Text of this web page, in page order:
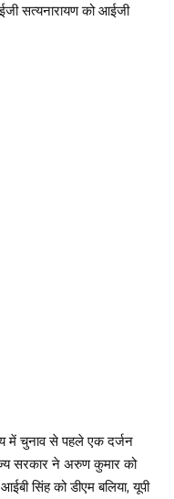
सत्यनारायण को आईजी
में चुनाव से पहले एक दर्जन
सरकार ने अरुण कुमार को
सिंह को डीएम बलिया, यूपी